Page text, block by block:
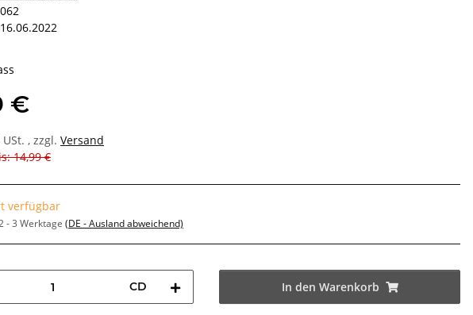
16.06.2022
€
, zzgl. Versand
14,99 €
verfügbar
- 3 Werktage (DE - Ausland abweichend)
CD In den Warenkorb